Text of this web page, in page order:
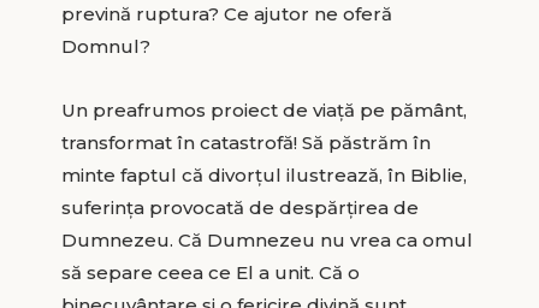
prevină ruptura? Ce ajutor ne oferă
Domnul?
Un preafrumos proiect de viaţă pe pământ,
transformat în catastrofă! Să păstrăm în
minte faptul că divorţul ilustrează, în Biblie,
suferinţa provocată de despărţirea de
Dumnezeu. Că Dumnezeu nu vrea ca omul
să separe ceea ce El a unit. Că o